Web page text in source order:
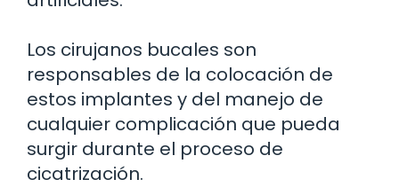
Los cirujanos bucales son
responsables de la colocación de
estos implantes y del manejo de
cualquier complicación que pueda
surgir durante el proceso de
cicatrización.